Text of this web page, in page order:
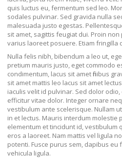
quis luctus eu, fermentum sed leo.
sodales pulvinar. Sed gravida nulla
malesuada justo egestas.
sit amet, sagittis feugiat dui. Proin
varius laoreet posuere. Etiam fringilla
Nulla felis nibh, bibendum a leo ut,
pretium mauris justo, eget commodo
condimentum, lacus sit amet finibus
sit amet mattis leo lacus sit amet
iaculis velit id pulvinar. Sed dolor
efficitur vitae dolor. Integer ornare
vestibulum ante scelerisque. Nullam
in et lectus. Mauris interdum molestie
elementum et tincidunt id, vestibulum
eros a laoreet. Nam mattis vel ligula
potenti. Fusce purus sem, dapibus eu
vehicula ligula.